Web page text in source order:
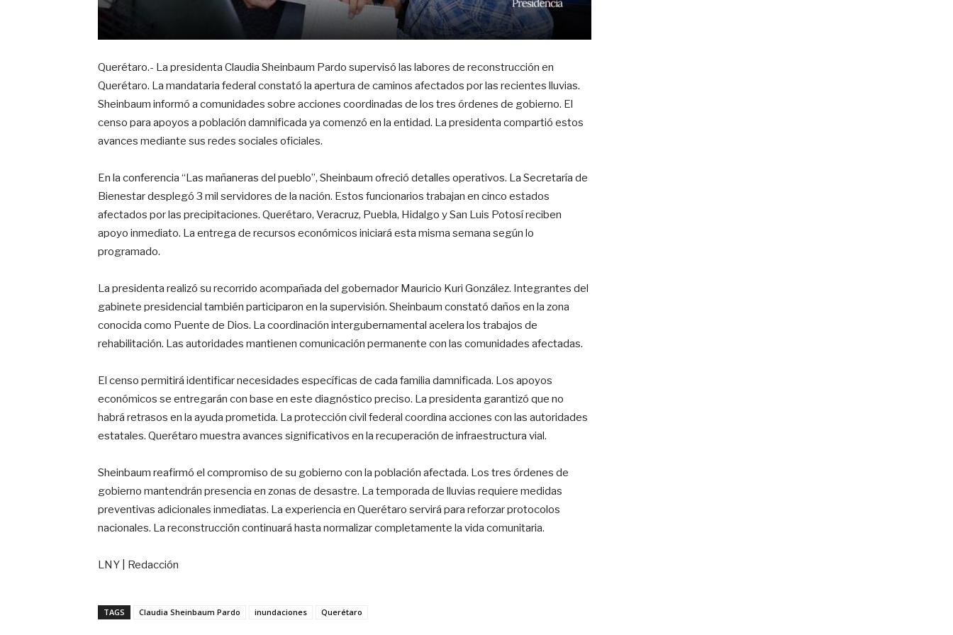
Querétaro.- La presidenta Claudia Sheinbaum Pardo supervisó las labores de reconstrucción en
Querétaro. La mandataria federal constató la apertura de caminos afectados por las recientes lluvias.
Sheinbaum informó a comunidades sobre acciones coordinadas de los tres órdenes de gobierno. El
censo para apoyos a población damnificada ya comenzó en la entidad. La presidenta compartió estos
avances mediante sus redes sociales oficiales.
En la conferencia “Las mañaneras del pueblo”, Sheinbaum ofreció detalles operativos. La Secretaría de
Bienestar desplegó 3 mil servidores de la nación. Estos funcionarios trabajan en cinco estados
afectados por las precipitaciones. Querétaro, Veracruz, Puebla, Hidalgo y San Luis Potosí reciben
apoyo inmediato. La entrega de recursos económicos iniciará esta misma semana según lo
programado.
La presidenta realizó su recorrido acompañada del gobernador Mauricio Kuri González. Integrantes del
gabinete presidencial también participaron en la supervisión. Sheinbaum constató daños en la zona
conocida como Puente de Dios. La coordinación intergubernamental acelera los trabajos de
rehabilitación. Las autoridades mantienen comunicación permanente con las comunidades afectadas.
El censo permitirá identificar necesidades específicas de cada familia damnificada. Los apoyos
económicos se entregarán con base en este diagnóstico preciso. La presidenta garantizó que no
habrá retrasos en la ayuda prometida. La protección civil federal coordina acciones con las autoridades
estatales. Querétaro muestra avances significativos en la recuperación de infraestructura vial.
Sheinbaum reafirmó el compromiso de su gobierno con la población afectada. Los tres órdenes de
gobierno mantendrán presencia en zonas de desastre. La temporada de lluvias requiere medidas
preventivas adicionales inmediatas. La experiencia en Querétaro servirá para reforzar protocolos
nacionales. La reconstrucción continuará hasta normalizar completamente la vida comunitaria.
LNY | Redacción
TAGS Claudia Sheinbaum Pardo inundaciones Querétaro